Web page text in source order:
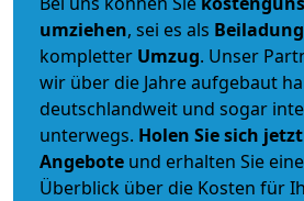
umziehen, sei es als Beiladung
kompletter Umzug. Unser
wir über die Jahre aufgebaut
deutschlandweit und sogar
unterwegs. Holen Sie sich
Angebote und erhalten Sie
Überblick über die Kosten für